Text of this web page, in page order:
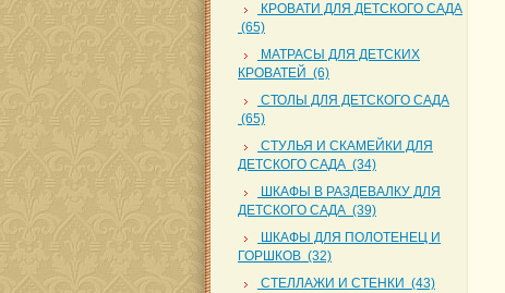
КРОВАТИ ДЛЯ ДЕТСКОГО САДА
(65)
МАТРАСЫ ДЛЯ ДЕТСКИХ
КРОВАТЕЙ (6)
СТОЛЫ ДЛЯ ДЕТСКОГО САДА
(65)
СТУЛЬЯ И СКАМЕЙКИ ДЛЯ
ДЕТСКОГО САДА (34)
ШКАФЫ В РАЗДЕВАЛКУ ДЛЯ
ДЕТСКОГО САДА (39)
ШКАФЫ ДЛЯ ПОЛОТЕНЕЦ И
ГОРШКОВ (32)
СТЕЛЛАЖИ И СТЕНКИ (43)